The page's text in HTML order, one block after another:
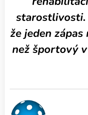
starostlivosti.
že jeden
než športový